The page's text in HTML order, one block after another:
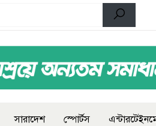
সারাদেশ স্পোর্টস